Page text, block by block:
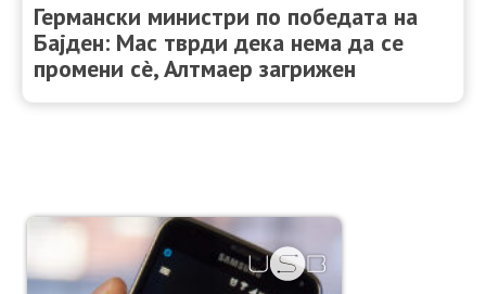
Германски министри по победата на
Бајден: Мас тврди дека нема да се
промени сè, Алтмаер загрижен